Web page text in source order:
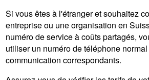
Si vous êtes à l'étranger et souhaitez
entreprise ou une organisation en
numéro de service à coûts partagés,
utiliser un numéro de téléphone
communication correspondants.